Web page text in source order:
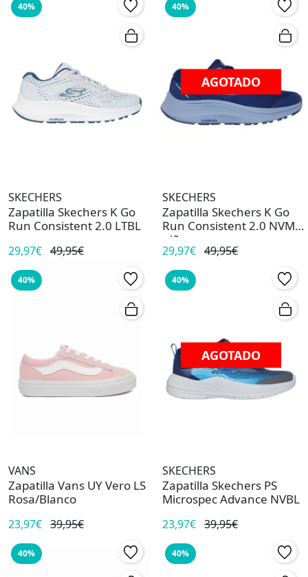
40%
SKECHERS
Zapatilla Skechers K Go
Run Consistent 2.0 LTBL
29,97€ 49,95€
40%
AGOTADO
SKECHERS
Zapatilla Skechers K Go
Run Consistent 2.0 NVMT
niño
29,97€ 49,95€
40%
VANS
Zapatilla Vans UY Vero LS
Rosa/Blanco
23,97€ 39,95€
40%
AGOTADO
SKECHERS
Zapatilla Skechers PS
Microspec Advance NVBL
23,97€ 39,95€
40% 40%